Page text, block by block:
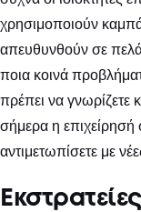
χρησιμοποιούν
απευθυνθούν σε
ποια κοινά
πρέπει να γνωρίζετε
σήμερα η επιχείρησή
αντιμετωπίσετε με